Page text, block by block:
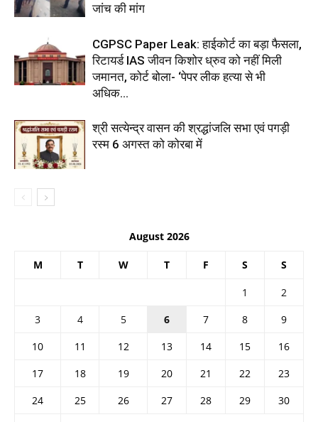
जांच की मांग
CGPSC Paper Leak: हाईकोर्ट का बड़ा फैसला,
रिटायर्ड IAS जीवन किशोर ध्रुव को नहीं मिली
जमानत, कोर्ट बोला- ‘पेपर लीक हत्या से भी
अधिक...
श्री सत्येन्द्र वासन की श्रद्धांजलि सभा एवं पगड़ी
रस्म 6 अगस्त को कोरबा में
August 2026
M T W T F S S
1
2
3
4 5 6 7 8
9
10
11 12 13 14 15
16
17
18 19 20 21 22
23
24
25 26 27 28 29
30